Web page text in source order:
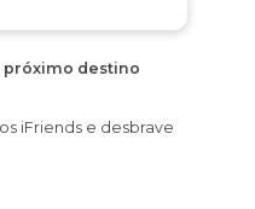
próximo destino
iFriends e desbrave